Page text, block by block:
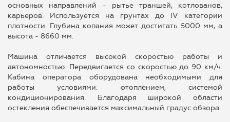
основных направлений - рытье траншей, котлованов,
карьеров. Используется на грунтах до IV категории
плотности. Глубина копания может достигать 5000 мм, а
высота - 8660 мм.
Машина отличается высокой скоростью работы и
автономностью. Передвигается со скоростью до 90 км/ч.
Кабина оператора оборудована необходимыми для
работы условиями: отоплением, системой
кондиционирования. Благодаря широкой области
остекления обеспечивается максимальный градус обзора.